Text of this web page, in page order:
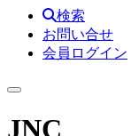
検索
お問い合せ
会員ログイン
JNC